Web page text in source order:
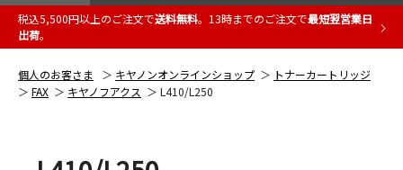
税込5,500円以上のご注文で送料無料。13時までのご注文で最短翌営業日
出荷。
個人のお客さま キヤノンオンラインショップ
トナーカートリッジ
FAX
キヤノフアクス L410/L250